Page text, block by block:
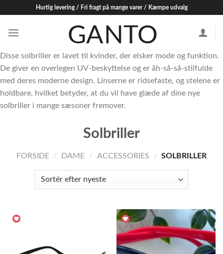
content
Hurtig levering / Fri fragt på mange varer / Kæmpe udvalg
Disse solbriller er lavet til kvinder, der elsker mode og funktion.
De giver en overlegen UV-beskyttelse og er åh-så-så-stilfulde
med deres moderne design. Linserne er ridsefaste, og stelene er
holdbare, hvilket betyder, at du vil have glæde af dine nye
solbriller i mange sæsoner fremover.
Solbriller
FORSIDE / DAME / ACCESSORIES / SOLBRILLER